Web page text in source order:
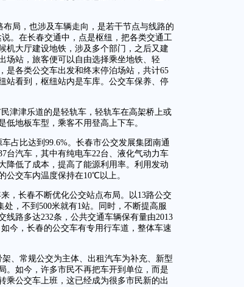
布局，也涉及车辆走向，是若干节点与线路的
。在长春交通中，点是枢纽，把各类交通工
机大厅建设地铁，涉及多个部门，之后又建
场站，旅客便可以自由选择乘坐地铁、轻
是各类公交车出发和终末停泊场站，共计65
站看到，枢纽站内是车库。公交车保养、停
津津乐道的是轻轨车，轻轨车在高架桥上或
地板车型，乘客不用登高上下车。
占比达到99.6%。长春市公交发展集团南通
台汽车，其中有纯电车22台、液化气动力车
降低了成本，提高了能源利用率。利用发动
公交车内温度保持在10℃以上。
，长春不断优化公交站点布局。以13路公交
，不到500米就有1站。同时，不断提高服
路多达232条，公共交通车辆保有量由2013
今，长春的公交车有专用行车道，整体车速
、常规公交为主体、出租汽车为补充、新型
。如今，许多市民不再把车开到单位，而是
乘公交车上班，这已经成为很多市民新的出